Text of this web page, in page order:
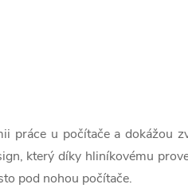
u počítače a dokážou
který díky hliníkovému
pod nohou počítače.